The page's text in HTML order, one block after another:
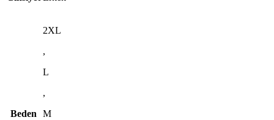
Beden
2XL
,
L
,
M